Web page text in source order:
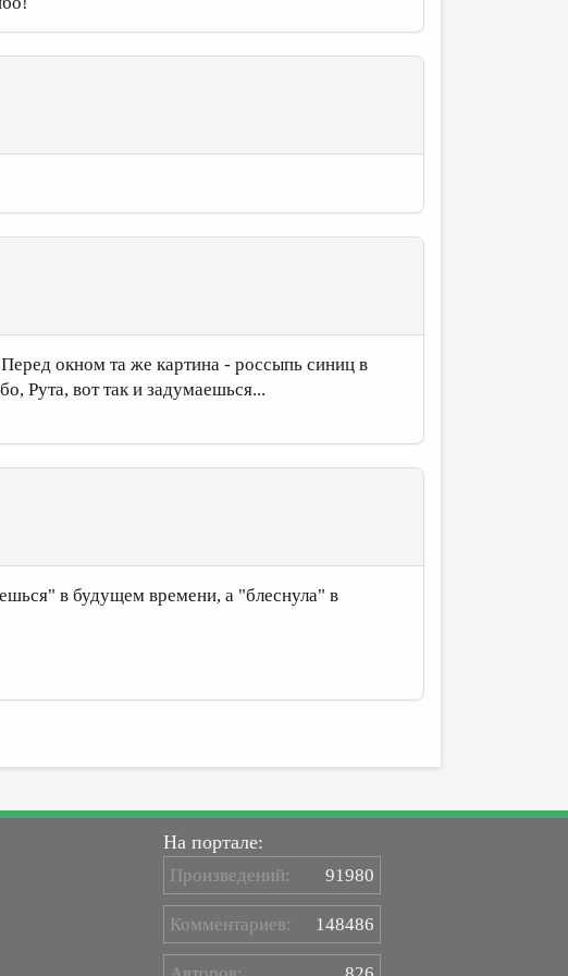
окном та же картина - россыпь синиц в
Рута, вот так и задумаешься...
в будущем времени, а "блеснула" в
На портале:
Произведений: 91980
Комментариев: 148486